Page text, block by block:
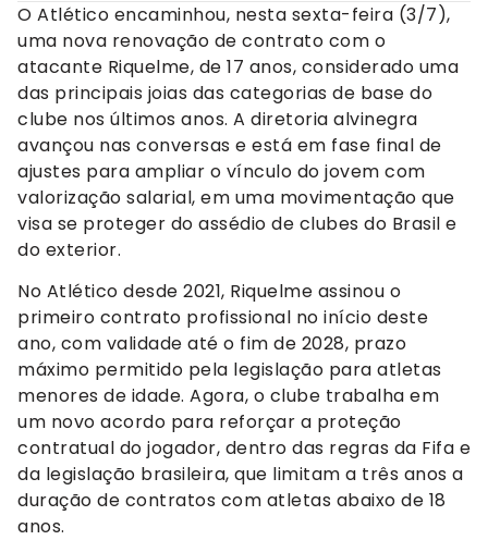
O Atlético encaminhou, nesta sexta-feira (3/7),
uma nova renovação de contrato com o
atacante Riquelme, de 17 anos, considerado uma
das principais joias das categorias de base do
clube nos últimos anos. A diretoria alvinegra
avançou nas conversas e está em fase final de
ajustes para ampliar o vínculo do jovem com
valorização salarial, em uma movimentação que
visa se proteger do assédio de clubes do Brasil e
do exterior.
No Atlético desde 2021, Riquelme assinou o
primeiro contrato profissional no início deste
ano, com validade até o fim de 2028, prazo
máximo permitido pela legislação para atletas
menores de idade. Agora, o clube trabalha em
um novo acordo para reforçar a proteção
contratual do jogador, dentro das regras da Fifa e
da legislação brasileira, que limitam a três anos a
duração de contratos com atletas abaixo de 18
anos.